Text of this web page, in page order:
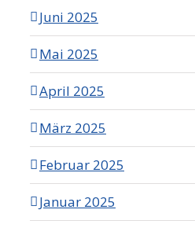
Juni 2025
Mai 2025
April 2025
März 2025
Februar 2025
Januar 2025